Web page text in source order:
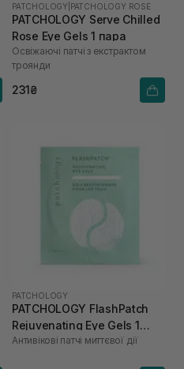
PATCHOLOGY PATCHOLOGY ROSE
PATCHOLOGY Serve Chilled
Rose Eye Gels 1 пара
Освіжаючі патчі з екстрактом
троянди
231₴
PATCHOLOGY
PATCHOLOGY FlashPatch
Rejuvenating Eye Gels 1
пара
Антивікові патчі миттєвої дії